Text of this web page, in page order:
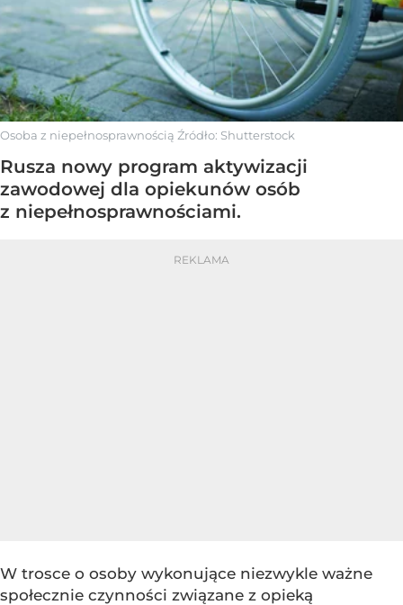
Osoba z niepełnosprawnością Źródło: Shutterstock
Rusza nowy program aktywizacji
zawodowej dla opiekunów osób
z niepełnosprawnościami.
W trosce o osoby wykonujące niezwykle ważne
społecznie czynności związane z opieką